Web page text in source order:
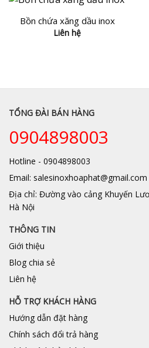
Bồn chứa xăng dầu inox
Liên hệ
TỔNG ĐÀI BÁN HÀNG
0904898003
Hotline - 0904898003
Email: salesinoxhoaphat@gmail.com
Địa chỉ: Đường vào cảng Khuyến
Hà Nội
THÔNG TIN
Giới thiệu
Blog chia sẻ
Liên hệ
HỖ TRỢ KHÁCH HÀNG
Hướng dẫn đặt hàng
Chính sách đổi trả hàng